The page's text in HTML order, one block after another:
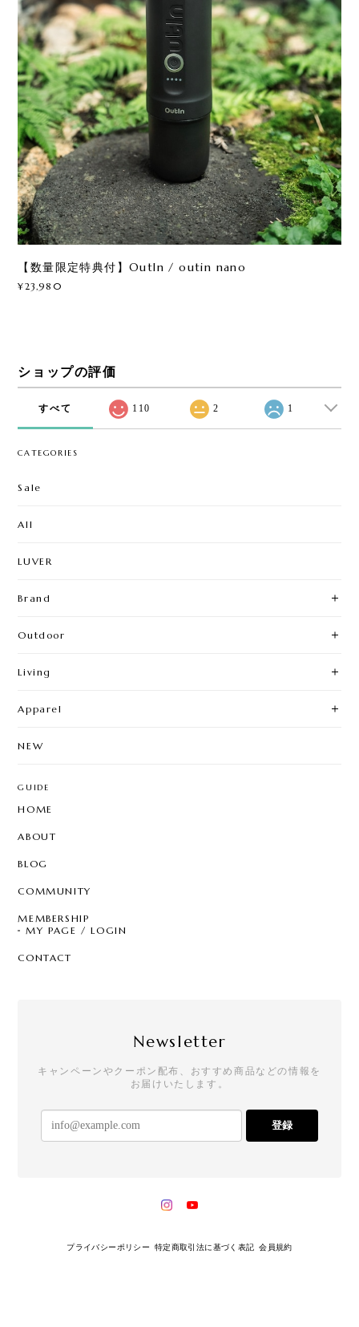
【数量限定特典付】OutIn / outin nano
¥23,980
ショップの評価
すべて 110 2 1
CATEGORIES
Sale
All
LUVER
Brand
Outdoor
Living
Apparel
NEW
GUIDE
HOME
ABOUT
BLOG
COMMUNITY
MEMBERSHIP
MY PAGE / LOGIN
CONTACT
Newsletter
キャンペーンやクーポン配布、おすすめ商品などの情報を
お届けいたします。
登録
プライバシーポリシー 特定商取引法に基づく表記 会員規約